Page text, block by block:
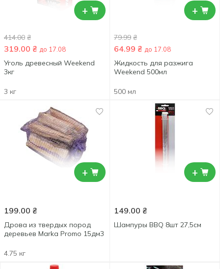
+
414.00 ₴
319.00 ₴ до 17.08
Уголь древесный Weekend
3кг
3 кг
+
79.99 ₴
64.99 ₴ до 17.08
Жидкость для разжига
Weekend 500мл
500 мл
+
199.00 ₴
Дрова из твердых пород
деревьев Marka Promo 15дм3
4.75 кг
+
149.00 ₴
Шампуры BBQ 8шт 27,5см